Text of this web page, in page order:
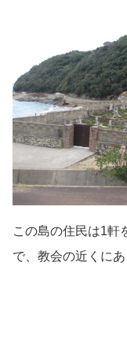
この島の住民は1軒
で、教会の近くに